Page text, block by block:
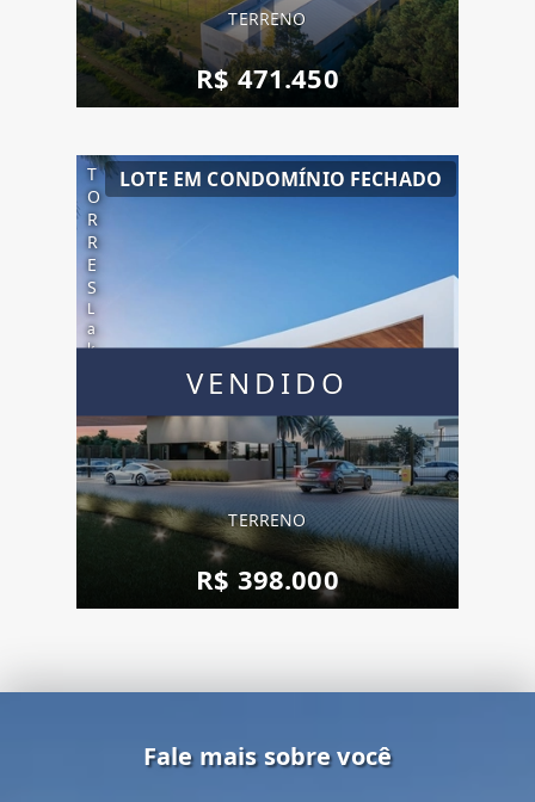
ín
e
o
TERRENO
R$ 471.450
VENDIDO
T
O
R
R
E
S
L
a
k
n
d
o
m
ín
o
LOTE EM CONDOMÍNIO FECHADO
TERRENO
R$ 398.000
Fale mais sobre você